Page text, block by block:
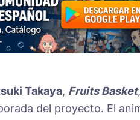
Takaya, Fruits Basket,
del proyecto. El